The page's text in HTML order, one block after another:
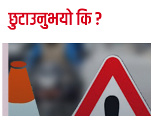
छुटाउनुभयो कि ?